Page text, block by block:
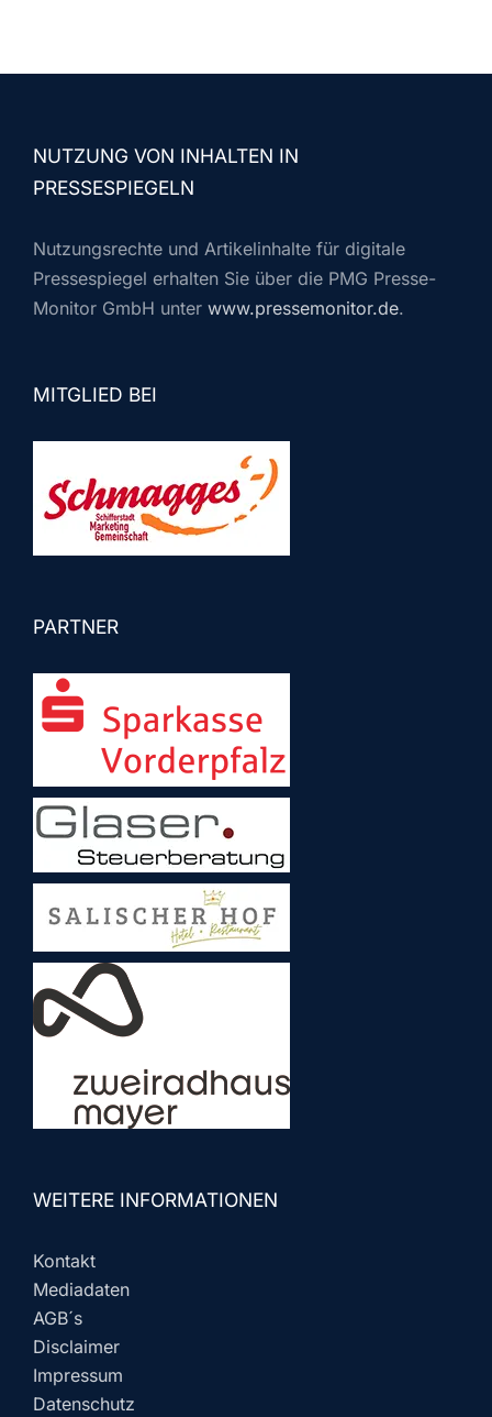
NUTZUNG VON INHALTEN IN
PRESSESPIEGELN
Nutzungsrechte und Artikelinhalte für digitale
Pressespiegel erhalten Sie über die PMG Presse-
Monitor GmbH unter www.pressemonitor.de.
MITGLIED BEI
PARTNER
WEITERE INFORMATIONEN
Kontakt
Mediadaten
AGB´s
Disclaimer
Impressum
Datenschutz